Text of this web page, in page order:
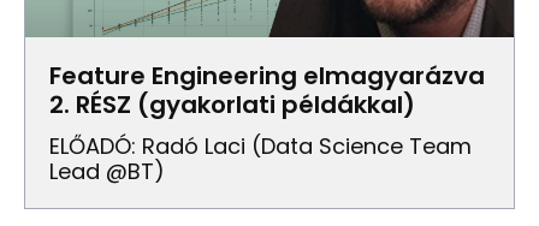
Feature Engineering elmagyarázva
2. RÉSZ (gyakorlati példákkal)
ELŐADÓ: Radó Laci (data Science Team
Lead @BT)